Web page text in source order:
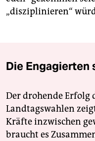
„disziplinieren“
Die Engagierten
Der drohende Erfolg
Landtagswahlen
Kräfte inzwischen
braucht es